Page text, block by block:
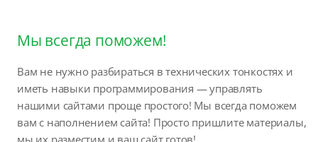
Мы всегда поможем!
Вам не нужно разбираться в технических тонкостях и
иметь навыки программирования — управлять
нашими сайтами проще простого! Мы всегда поможем
вам с наполнением сайта! Просто пришлите материалы,
мы их разместим и ваш сайт готов!